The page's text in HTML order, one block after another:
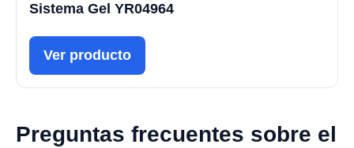
Sistema Gel YR04964
Ver producto
Preguntas frecuentes sobre el